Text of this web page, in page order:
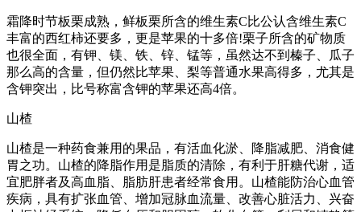
霜降时节板栗成熟，鲜板栗所含的维生素C比公认含维生素C
丰富的西红柿还要多，更是苹果的十多倍!栗子所含的矿物质
也很全面，有钾、镁、铁、锌、锰等，虽然达不到榛子、瓜子
那么高的含量，但仍然比苹果、梨等普通水果高得多，尤其是
含钾突出，比号称富含钾的苹果还高4倍。
山楂
山楂是一种药食兼用的果品，有活血化淤、降脂减肥、消食健
胃之功。山楂的降脂作用是脂质的清除，有利于肝糖代谢，适
宜肥胖者及高血脂、脂肪肝患者经常食用。山楂能防治心血管
疾病，具有扩张血管、增加冠脉血流量、改善心脏活力、兴奋